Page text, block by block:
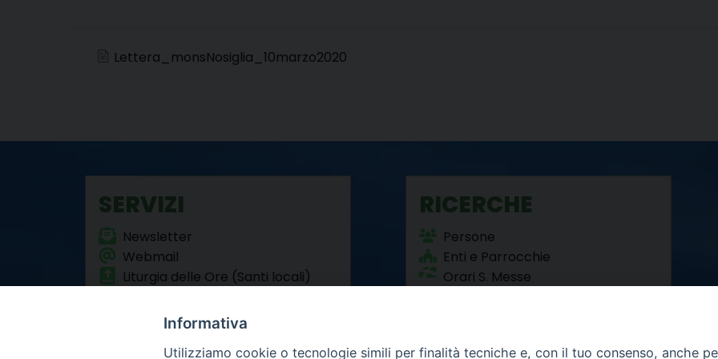
Lettera_monsNosiglia_10marzo2020
SERVIZI
Newsletter
Webmail
Liturgia delle Ore (Santi locali)
RICERCHE
Persone
Enti e Parrocchie
Orari S. Messe
Informativa
Utilizziamo cookie o tecnologie simili per finalità tecniche e, con il tuo consenso, anche